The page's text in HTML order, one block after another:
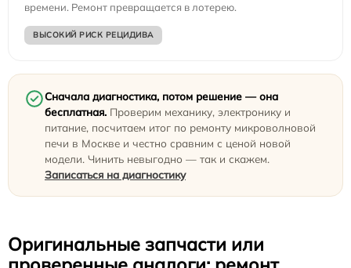
времени. Ремонт превращается в лотерею.
ВЫСОКИЙ РИСК РЕЦИДИВА
Сначала диагностика, потом решение — она
бесплатная. Проверим механику, электронику и
питание, посчитаем итог по ремонту микроволновой
печи в Москве и честно сравним с ценой новой
модели. Чинить невыгодно — так и скажем.
Записаться на диагностику
Оригинальные запчасти или